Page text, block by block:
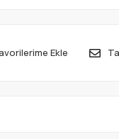
Ekle